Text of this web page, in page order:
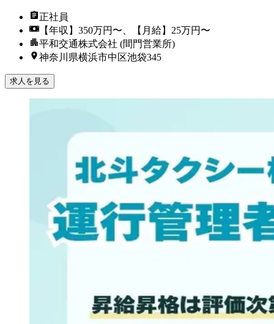
正社員
【年収】350万円〜、【月給】25万円〜
平和交通株式会社 (間門営業所)
神奈川県横浜市中区池袋345
求人を見る